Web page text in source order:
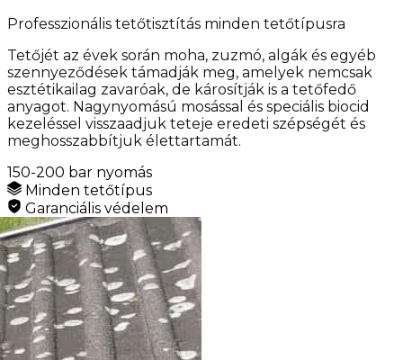
Professzionális tetőtisztítás minden tetőtípusra
Tetőjét az évek során moha, zuzmó, algák és egyéb
szennyeződések támadják meg, amelyek nemcsak
esztétikailag zavaróak, de károsítják is a tetőfedő
anyagot. Nagynyomású mosással és speciális biocid
kezeléssel visszaadjuk teteje eredeti szépségét és
meghosszabbítjuk élettartamát.
150-200 bar nyomás
Minden tetőtípus
Garanciális védelem